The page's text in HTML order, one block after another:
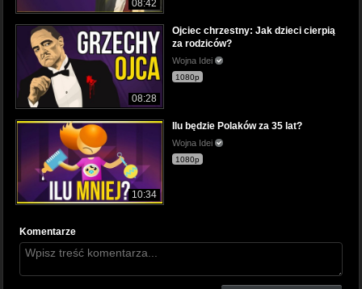
08:42
08:28
Ojciec chrzestny: Jak dzieci cierpią
za rodziców?
Wojna Idei
1080p
10:34
Ilu będzie Polaków za 35 lat?
Wojna Idei
1080p
Komentarze